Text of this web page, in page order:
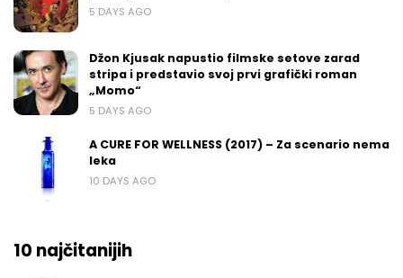
5 DAYS AGO
Džon Kjusak napustio filmske setove zarad
stripa i predstavio svoj prvi grafički roman
„Momo“
5 DAYS AGO
A CURE FOR WELLNESS (2017) – Za scenario nema
leka
10 DAYS AGO
10 najčitanijih